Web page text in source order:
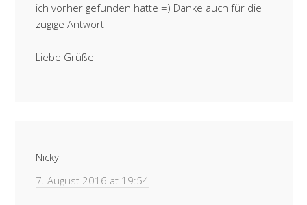
ich vorher gefunden hatte =) Danke auch für die
zügige Antwort
Liebe Grüße
Nicky
7. August 2016 at 19:54